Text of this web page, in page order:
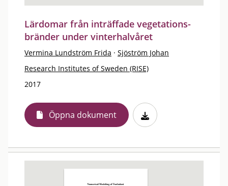
Lärdomar från inträffade vegetations-
bränder under vinterhalvåret
Vermina Lundström Frida · Sjöström Johan
Research Institutes of Sweden (RISE)
2017
Öppna dokument